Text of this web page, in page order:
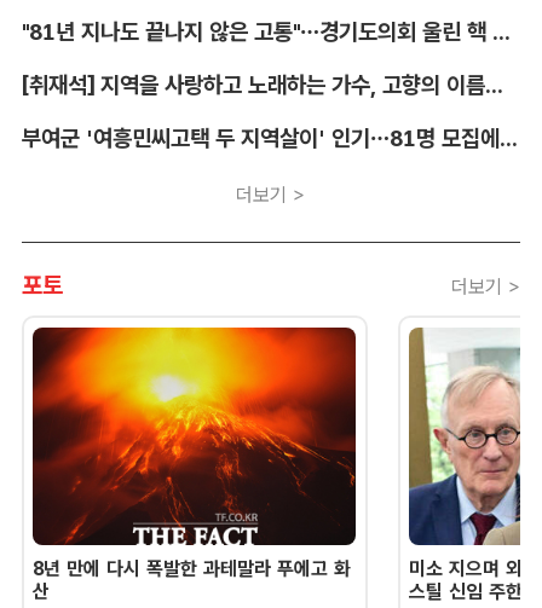
"81년 지나도 끝나지 않은 고통"…경기도의회 울린 핵 피해자의 증언
[취재석] 지역을 사랑하고 노래하는 가수, 고향의 이름을 남긴다
부여군 '여흥민씨고택 두 지역살이' 인기…81명 모집에 712명 몰려
더보기 >
포토 더보기 >
8년 만에 다시 폭발한 과테말라 푸에고 화
산
미소 지으며 외
스틸 신임 주한